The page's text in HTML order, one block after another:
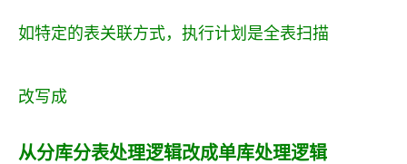
如特定的表关联方式，执行计划是全表扫描
改写成
从分库分表处理逻辑改成单库处理逻辑